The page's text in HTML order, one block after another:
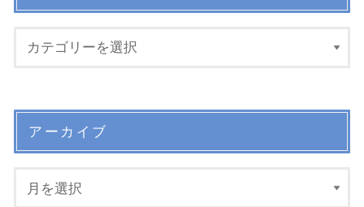
アーカイブ